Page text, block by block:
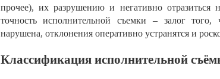
прочее), их разрушению и негативно отразиться
точность исполнительной съемки – залог
нарушена, отклонения оперативно устранятся и
Классификация исполнительной